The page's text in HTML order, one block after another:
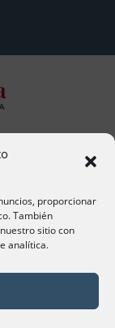
proporcionar
También
sitio con
analítica.